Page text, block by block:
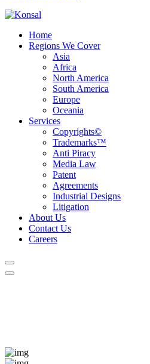
Home
Regions We Cover
Asia
Africa
North America
South America
Europe
Oceania
Services
Copyrights©
Trademarks™
Anti Piracy
Media Law
Patent
Agreements
Industrial Designs
Litigation
About Us
Contact Us
Careers